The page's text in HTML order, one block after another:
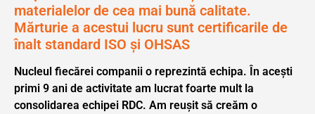
materialelor de cea mai bună calitate.
Mărturie a acestui lucru sunt certificarile de
înalt standard ISO și OHSAS
Nucleul fiecărei companii o reprezintă echipa. În acești
primi 9 ani de activitate am lucrat foarte mult la
consolidarea echipei RDC. Am reușit să creăm o